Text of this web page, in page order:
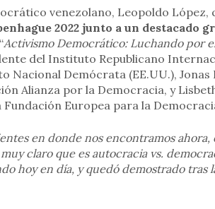
venezolano, Leopoldo López,
2022 junto a un destacado
Activismo Democrático: Luchando por
del Instituto Republicano
Nacional Demócrata (EE.UU.),
Alianza por la Democracia, y
Europea para la
en donde nos encontramos
claro que es autocracia vs.
hoy en día, y quedó demostrado tras